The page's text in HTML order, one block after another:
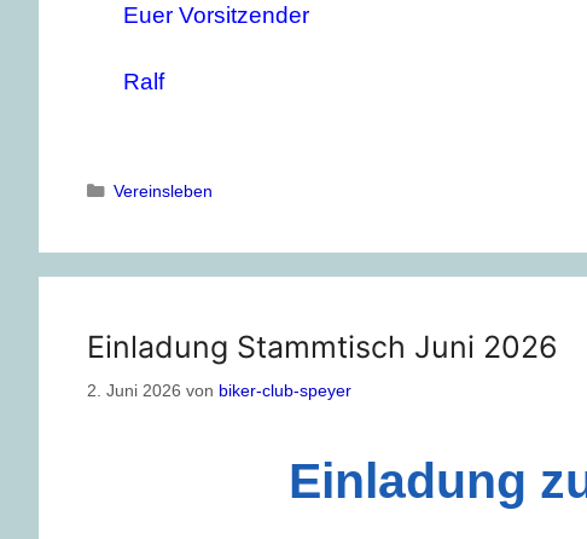
Euer Vorsitzender
Ralf
Vereinsleben
Einladung Stammtisch Juni 2026
2. Juni 2026 von biker-club-speyer
Einladung